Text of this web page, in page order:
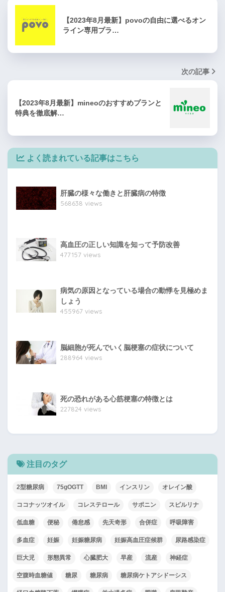
【2023年8月最新】povoの自由に選べるオン
ライン専用プラ…
次の記事
【2023年8月最新】mineoのおすすめプランと
特典を徹底解…
よく読まれている記事はこちら
肝臓の様々な働きと肝臓病の特徴
568638 views
高血圧の正しい知識を知って予防改善
477157 views
病気の原因となっている場合の動悸を見極めま
しょう
455967 views
脳細胞が死んでいく脳梗塞の症状について
288964 views
死の恐れがある心筋梗塞の特徴とは
227824 views
注目のタグ
2型糖尿病 75gOGTT BMI インスリン オレイン酸
ココナッツオイル コレステロール サポニン スピルリナ
低血糖 便秘 倦怠感 先天奇形 合併症 呼吸障害
多血症 妊娠 妊娠糖尿病 妊娠高血圧症候群 尿路感染症
巨大児 形態異常 心臓肥大 早産 流産 神経症
空腹時血糖値 糖尿 糖尿病 糖尿病ケトアシドーシス